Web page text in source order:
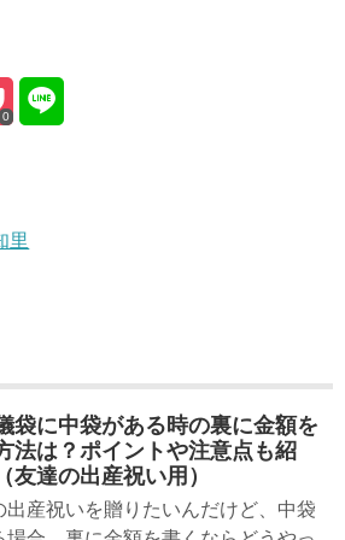
0
里
袋に中袋がある時の裏に金額を
法は？ポイントや注意点も紹
友達の出産祝い用）
出産祝いを贈りたいんだけど、中袋